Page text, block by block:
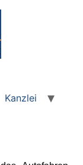
Kanzlei